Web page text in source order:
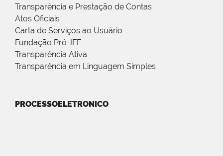
Transparência e Prestação de Contas
Atos Oficiais
Carta de Serviços ao Usuário
Fundação Pró-IFF
Transparência Ativa
Transparência em Linguagem Simples
PROCESSOELETRONICO